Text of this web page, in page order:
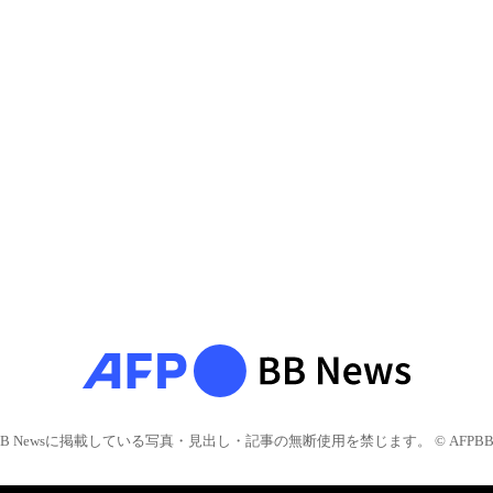
Newsに掲載している写真・見出し・記事の無断使用を禁じます。 © AFPBB